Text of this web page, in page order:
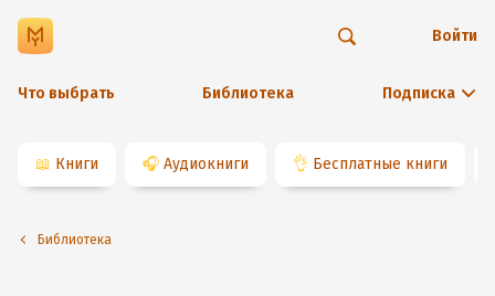
Что выбрать Библиотека Подписка
Войти
📖 Книги 🎧 Аудиокниги 👌 Бесплатные книги
Библиотека